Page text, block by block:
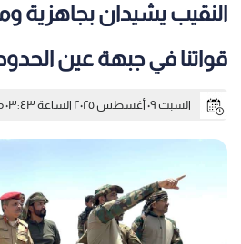
النقيب يشيدان بجاهزية
قواتنا في جبهة عين
السبت ٠٩ أغسطس ٢٠٢٥ الساعة ٠٣:٤٣ مساءً